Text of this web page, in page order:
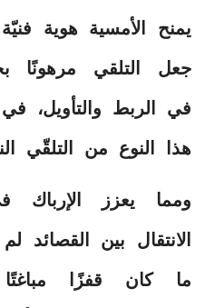
يمنح الأمسية هوية
جعل التلقي مرهونًا
في الربط والتأويل،
هذا النوع من التلقّي
ومما يعزز
الانتقال بين القصائد
ما كان قفزًا